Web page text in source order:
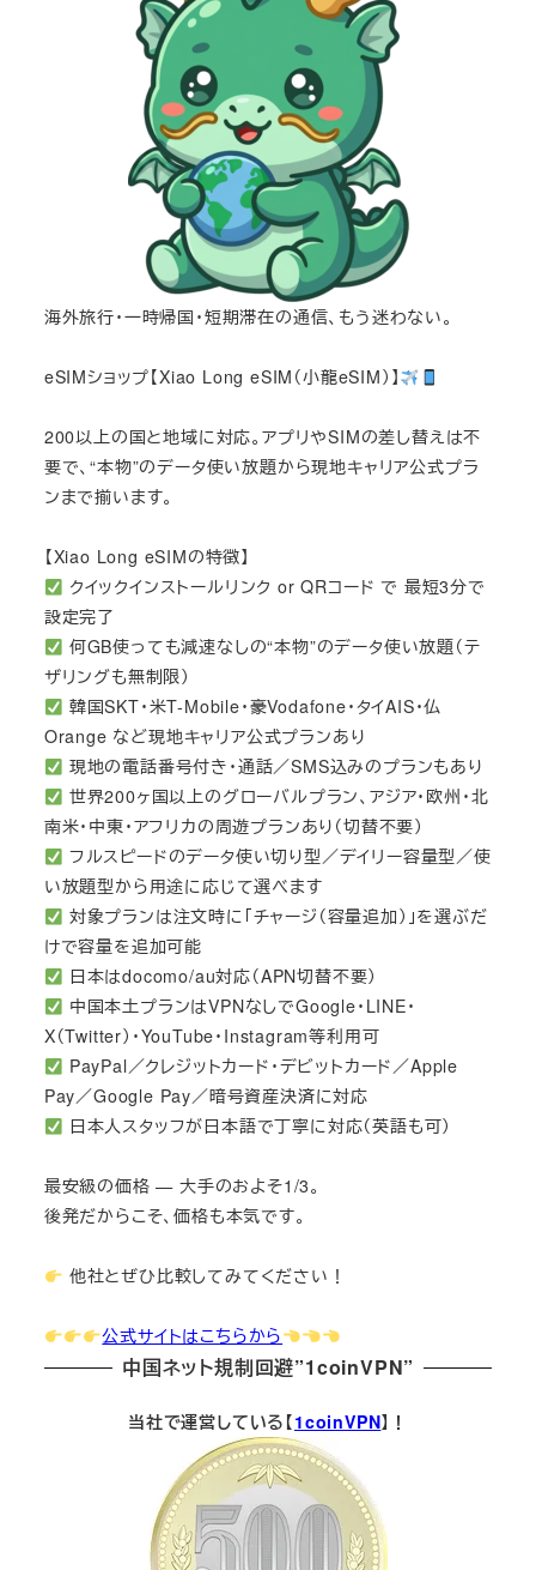
海外旅行・一時帰国・短期滞在の通信、もう迷わない。
eSIMショップ【Xiao Long eSIM（小龍eSIM）】
200以上の国と地域に対応。アプリやSIMの差し替えは不
要で、“本物”のデータ使い放題から現地キャリア公式プラ
ンまで揃います。
【Xiao Long eSIMの特徴】
クイックインストールリンク or QRコード で 最短3分で
設定完了
何GB使っても減速なしの“本物”のデータ使い放題（テ
ザリングも無制限）
韓国SKT・米T-Mobile・豪Vodafone・タイAIS・仏
Orange など現地キャリア公式プランあり
現地の電話番号付き・通話／SMS込みのプランもあり
世界200ヶ国以上のグローバルプラン、アジア・欧州・北
南米・中東・アフリカの周遊プランあり（切替不要）
フルスピードのデータ使い切り型／デイリー容量型／使
い放題型から用途に応じて選べます
対象プランは注文時に「チャージ（容量追加）」を選ぶだ
けで容量を追加可能
日本はdocomo/au対応（APN切替不要）
中国本土プランはVPNなしでGoogle・LINE・
X（Twitter）・YouTube・Instagram等利用可
PayPal／クレジットカード・デビットカード／Apple
Pay／Google Pay／暗号資産決済に対応
日本人スタッフが日本語で丁寧に対応（英語も可）
最安級の価格 — 大手のおよそ1/3。
後発だからこそ、価格も本気です。
他社とぜひ比較してみてください！
公式サイトはこちらから
中国ネット規制回避”1coinVPN”
当社で運営している【1coinVPN】！